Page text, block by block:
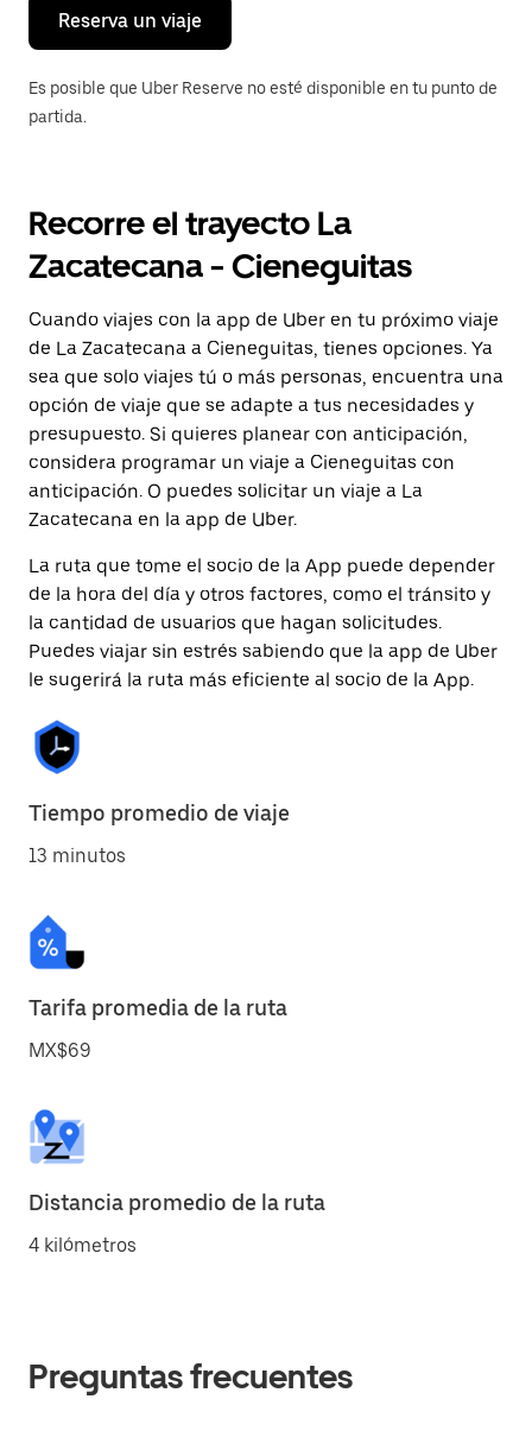
Reserva un viaje
Es posible que Uber Reserve no esté disponible en tu punto de
partida.
Recorre el trayecto La
Zacatecana - Cieneguitas
Cuando viajes con la app de Uber en tu próximo viaje
de La Zacatecana a Cieneguitas, tienes opciones. Ya
sea que solo viajes tú o más personas, encuentra una
opción de viaje que se adapte a tus necesidades y
presupuesto. Si quieres planear con anticipación,
considera programar un viaje a Cieneguitas con
anticipación. O puedes solicitar un viaje a La
Zacatecana en la app de Uber.
La ruta que tome el socio de la App puede depender
de la hora del día y otros factores, como el tránsito y
la cantidad de usuarios que hagan solicitudes.
Puedes viajar sin estrés sabiendo que la app de Uber
le sugerirá la ruta más eficiente al socio de la App.
Tiempo promedio de viaje
13 minutos
Tarifa promedia de la ruta
MX$69
Distancia promedio de la ruta
4 kilómetros
Preguntas frecuentes